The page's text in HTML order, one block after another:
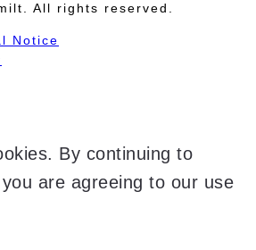
All rights reserved.
Notice
By continuing to
are agreeing to our use